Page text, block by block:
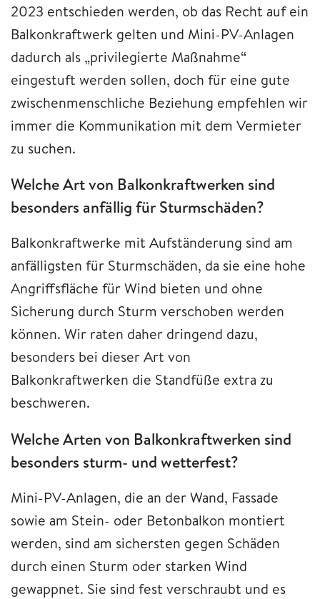
2023 entschieden werden, ob das Recht auf ein
Balkonkraftwerk gelten und Mini-PV-Anlagen
dadurch als „privilegierte Maßnahme“
eingestuft werden sollen, doch für eine gute
zwischenmenschliche Beziehung empfehlen wir
immer die Kommunikation mit dem Vermieter
zu suchen.
Welche Art von Balkonkraftwerken sind
besonders anfällig für Sturmschäden?
Balkonkraftwerke mit Aufständerung sind am
anfälligsten für Sturmschäden, da sie eine hohe
Angriffsfläche für Wind bieten und ohne
Sicherung durch Sturm verschoben werden
können. Wir raten daher dringend dazu,
besonders bei dieser Art von
Balkonkraftwerken die Standfüße extra zu
beschweren.
Welche Arten von Balkonkraftwerken sind
besonders sturm- und wetterfest?
Mini-PV-Anlagen, die an der Wand, Fassade
sowie am Stein- oder Betonbalkon montiert
werden, sind am sichersten gegen Schäden
durch einen Sturm oder starken Wind
gewappnet. Sie sind fest verschraubt und es